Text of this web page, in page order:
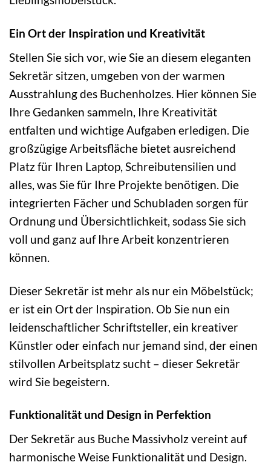
Ein Ort der Inspiration und Kreativität
Stellen Sie sich vor, wie Sie an diesem eleganten
Sekretär sitzen, umgeben von der warmen
Ausstrahlung des Buchenholzes. Hier können Sie
Ihre Gedanken sammeln, Ihre Kreativität
entfalten und wichtige Aufgaben erledigen. Die
großzügige Arbeitsfläche bietet ausreichend
Platz für Ihren Laptop, Schreibutensilien und
alles, was Sie für Ihre Projekte benötigen. Die
integrierten Fächer und Schubladen sorgen für
Ordnung und Übersichtlichkeit, sodass Sie sich
voll und ganz auf Ihre Arbeit konzentrieren
können.
Dieser Sekretär ist mehr als nur ein Möbelstück;
er ist ein Ort der Inspiration. Ob Sie nun ein
leidenschaftlicher Schriftsteller, ein kreativer
Künstler oder einfach nur jemand sind, der einen
stilvollen Arbeitsplatz sucht – dieser Sekretär
wird Sie begeistern.
Funktionalität und Design in Perfektion
Der Sekretär aus Buche Massivholz vereint auf
harmonische Weise Funktionalität und Design.